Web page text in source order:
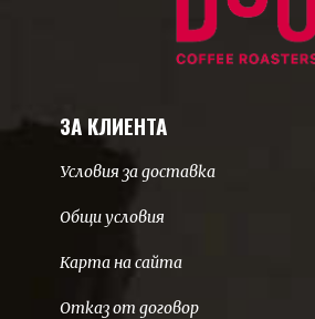
ЗА КЛИЕНТА
Условия за доставка
Общи условия
Карта на сайта
Отказ от договор